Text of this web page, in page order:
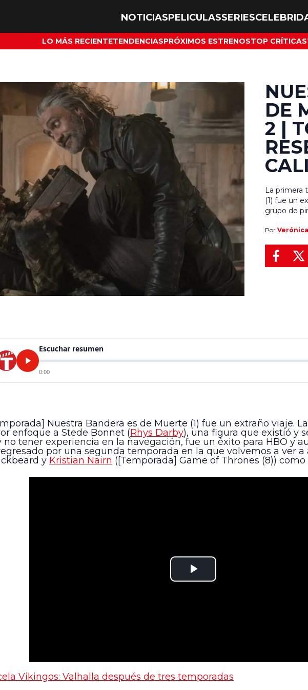
NOTICIASPELICULASSERIES
LO MÁS RECIENTETENDENCIASPRÓXIMOS ESTRENOSTOP CRÍTICAS
DE
2 |
La primera
(1) fue un
grupo de
de ser
Por
Escuchar resumen
0:00
Nuestra Bandera es de Muerte (1) fue un extraño viaje.
enfoque a Stede Bonnet (Rhys Darby), una figura que existió y
tener experiencia en la navegación, fue un éxito para HBO y
por una segunda temporada en la que volvemos a ver
y Kristian Nairn ([Temporada] Game of Thrones (8)) como
Vikingos: Valhalla después de tres temporadas